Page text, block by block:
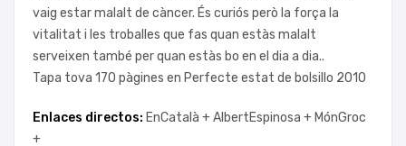
vaig estar malalt de càncer. És curiós però la força la
vitalitat i les troballes que fas quan estàs malalt
serveixen també per quan estàs bo en el dia a dia..
Tapa tova 170 pàgines en Perfecte estat de bolsillo 2010
Enlaces directos: EnCatalà +AlbertEspinosa + MónGroc
+